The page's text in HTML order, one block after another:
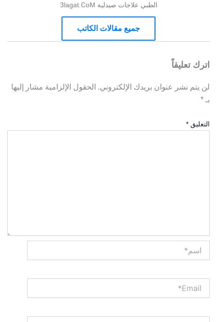
الطبي علاجات صيدلية 3lagat.CoM
جميع مقالات الكاتب
اترك تعليقاً
لن يتم نشر عنوان بريدك الإلكتروني. الحقول الإلزامية مشار إليها
بـ *
التعليق *